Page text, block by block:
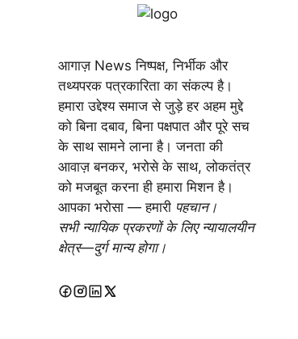
आगाज़ News निष्पक्ष, निर्भीक और
तथ्यपरक पत्रकारिता का संकल्प है।
हमारा उद्देश्य समाज से जुड़े हर अहम मुद्दे
को बिना दबाव, बिना पक्षपात और पूरे सच
के साथ सामने लाना है। जनता की
आवाज़ बनकर, भरोसे के साथ, लोकतंत्र
को मजबूत करना ही हमारा मिशन है।
आपका भरोसा — हमारी पहचान।
सभी न्यायिक प्रकरणों के लिए न्यायालयीन
क्षेत्र—दुर्ग मान्य होगा।